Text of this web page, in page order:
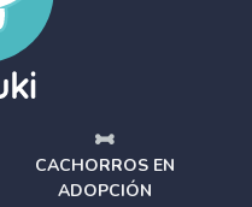
CACHORROS EN
ADOPCIÓN